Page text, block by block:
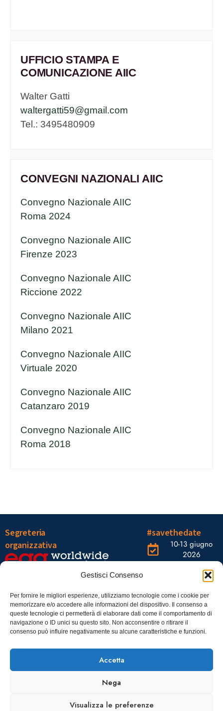
Gestisci Consenso
Per fornire le migliori esperienze, utilizziamo tecnologie come i cookie per
memorizzare e/o accedere alle informazioni del dispositivo. Il consenso a
queste tecnologie ci permetterà di elaborare dati come il comportamento di
navigazione o ID unici su questo sito. Non acconsentire o ritirare il
consenso può influire negativamente su alcune caratteristiche e funzioni.
Accetta
Nega
Visualizza le preferenze
UFFICIO STAMPA E
COMUNICAZIONE AIIC
Walter Gatti
waltergatti59@gmail.com
Tel.: 3495480909
CONVEGNI NAZIONALI AIIC
Convegno Nazionale AIIC
Roma 2024
Convegno Nazionale AIIC
Firenze 2023
Convegno Nazionale AIIC
Riccione 2022
Convegno Nazionale AIIC
Milano 2021
Convegno Nazionale AIIC
Virtuale 2020
Convegno Nazionale AIIC
Catanzaro 2019
Convegno Nazionale AIIC
Roma 2018
Segreteria
organizzativa
Tel.: 06328121
infoaiic2026@ega.it
#savethedate
10-13 giugno
2026
OGR Torino
Castelfidardo,
22 10128
Torino
SCARICA
ICS